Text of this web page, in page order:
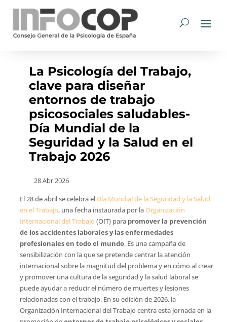
La Psicología del Trabajo,
clave para diseñar
entornos de trabajo
psicosociales saludables-
Día Mundial de la
Seguridad y la Salud en el
Trabajo 2026
28 Abr 2026
El 28 de abril se celebra el Día Mundial de la Seguridad y la Salud
en el Trabajo, una fecha instaurada por laOrganización
Internacional del Trabajo (OIT) para promover la prevención
de los accidentes laborales y las enfermedades
profesionales en todo el mundo. Es una campaña de
sensibilización con la que se pretende centrar la atención
internacional sobre la magnitud del problema y en cómo al crear
y promover una cultura de la seguridad y la salud laboral se
puede ayudar a reducir el número de muertes y lesiones
relacionadas con el trabajo. En su edición de 2026, la
Organización Internacional del Trabajo centra esta jornada en la